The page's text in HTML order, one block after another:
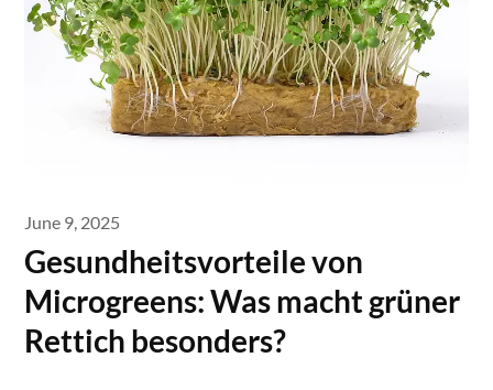
June 9, 2025
Gesundheitsvorteile von
Microgreens: Was macht grüner
Rettich besonders?